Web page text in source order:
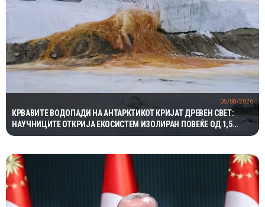
КРВАВИТЕ ВОДОПАДИ НА АНТАРКТИКОТ КРИЈАТ ДРЕВЕН СВЕТ:
НАУЧНИЦИТЕ ОТКРИЈА ЕКОСИСТЕМ ИЗОЛИРАН ПОВЕЌЕ ОД 1,5
МИЛИОНИ ГОДИНИ
05/08/2026